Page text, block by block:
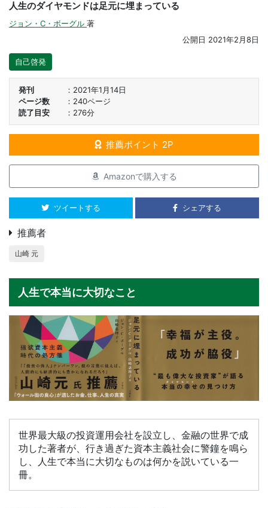
人生のダイヤモンドは足元に埋まっている
ジョン・C・ボーグル 著
公開日 2021年2月8日
自己啓発
発刊
2021年1月14日
ページ数
240ページ
読了目安
276分
推薦ポイント 2P
Amazonで購入する
ツイートする シェアする
推薦者
山崎 元
人生で本当に大切なこと
世界最大級の投資運用会社を設立し、金融の世界で成
功した著者が、行き過ぎた資本主義社会に警鐘を鳴ら
し、人生で本当に大切なものは何かを説いている一
冊。